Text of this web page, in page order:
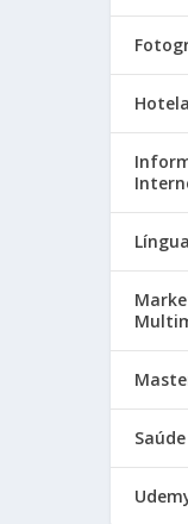
Saúde